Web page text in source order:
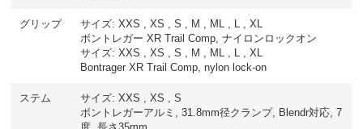
グリップ
サイズ: XXS , XS , S , M , ML , L , XL
ボントレガー XR Trail Comp, ナイロンロックオン
サイズ: XXS , XS , S , M , ML , L , XL
Bontrager XR Trail Comp, nylon lock-on
ステム
サイズ: XXS , XS , S
ボントレガーアルミ, 31.8mm径クランプ, Blendr対応, 7